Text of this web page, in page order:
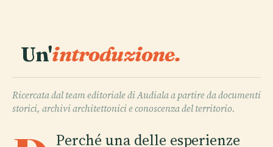
Un'introduzione.
Ricercata dal team editoriale di Audiala a partire da documenti
storici, archivi architettonici e conoscenza del territorio.
Perché una delle esperienze